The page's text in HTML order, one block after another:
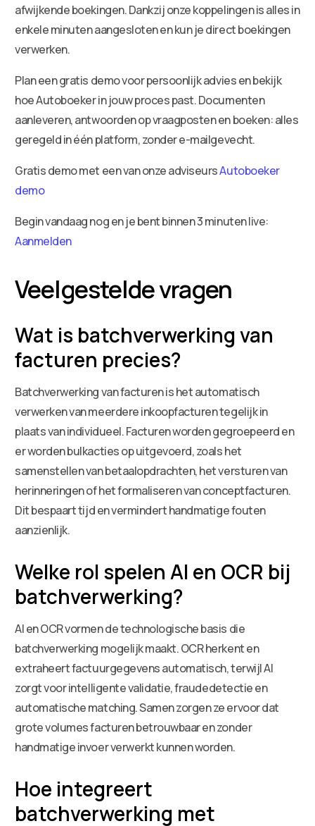
afwijkende boekingen. Dankzij onze koppelingen is alles in
enkele minuten aangesloten en kun je direct boekingen
verwerken.
Plan een gratis demo voor persoonlijk advies en bekijk
hoe Autoboeker in jouw proces past. Documenten
aanleveren, antwoorden op vraagposten en boeken: alles
geregeld in één platform, zonder e-mailgevecht.
Gratis demo met een van onze adviseursAutoboeker
demo
Begin vandaag nog en je bent binnen 3 minuten live:
Aanmelden
Veelgestelde vragen
Wat is batchverwerking van
facturen precies?
Batchverwerking van facturen is het automatisch
verwerken van meerdere inkoopfacturen tegelijk in
plaats van individueel. Facturen worden gegroepeerd en
er worden bulkacties op uitgevoerd, zoals het
samenstellen van betaalopdrachten, het versturen van
herinneringen of het formaliseren van conceptfacturen.
Dit bespaart tijd en vermindert handmatige fouten
aanzienlijk.
Welke rol spelen AI en OCR bij
batchverwerking?
AI en OCR vormen de technologische basis die
batchverwerking mogelijk maakt. OCR herkent en
extraheert factuurgegevens automatisch, terwijl AI
zorgt voor intelligente validatie, fraudedetectie en
automatische matching. Samen zorgen ze ervoor dat
grote volumes facturen betrouwbaar en zonder
handmatige invoer verwerkt kunnen worden.
Hoe integreert
batchverwerking met